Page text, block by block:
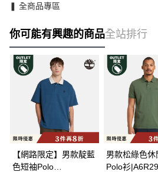
❚ 全商品專區
你可能有興趣的商品全站排行
【網路限定】男款靛藍
色短袖Polo
男款松綠色休
Polo衫